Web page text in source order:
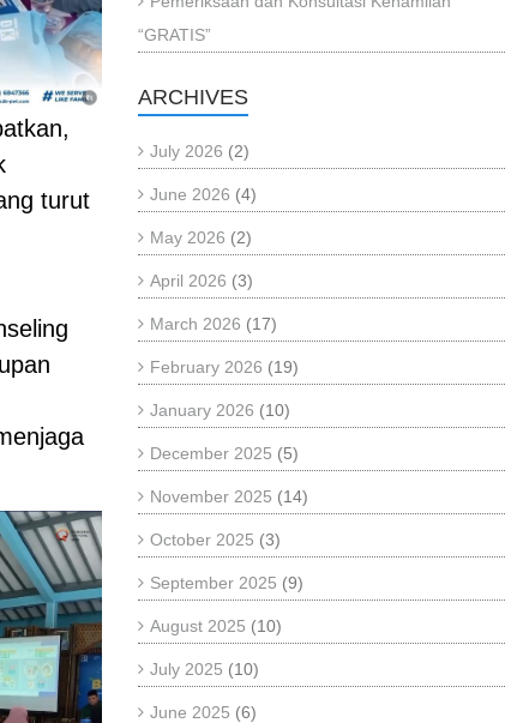
turut
“GRATIS”
ARCHIVES
July 2026 (2)
June 2026 (4)
May 2026 (2)
April 2026 (3)
March 2026 (17)
February 2026 (19)
January 2026 (10)
December 2025 (5)
November 2025 (14)
October 2025 (3)
September 2025 (9)
August 2025 (10)
July 2025 (10)
June 2025 (6)